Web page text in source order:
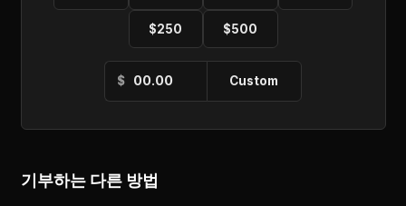
$250 $500
직접 입력
$ Custom
기부하는 다른 방법